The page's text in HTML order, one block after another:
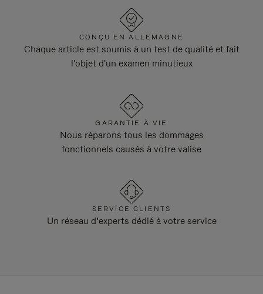
CONÇU EN ALLEMAGNE
Chaque article est soumis à un test de qualité et fait
l'objet d'un examen minutieux
GARANTIE À VIE
Nous réparons tous les dommages
fonctionnels causés à votre valise
SERVICE CLIENTS
Un réseau d’experts dédié à votre service